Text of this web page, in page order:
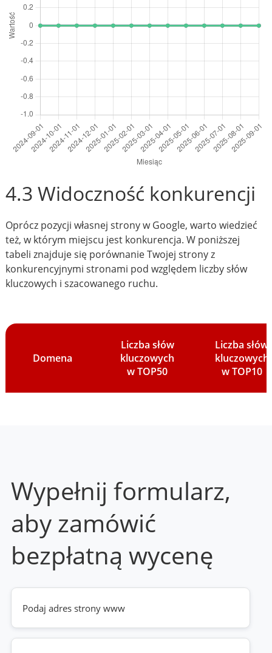
4.3 Widoczność konkurencji
Oprócz pozycji własnej strony w Google, warto wiedzieć
też, w którym miejscu jest konkurencja. W poniższej
tabeli znajduje się porównanie Twojej strony z
konkurencyjnymi stronami pod względem liczby słów
kluczowych i szacowanego ruchu.
Domena
Liczba słów
kluczowych
w TOP50
Liczba słów
kluczowych
w TOP10
Wypełnij formularz,
aby zamówić
bezpłatną wycenę
Twoja
strona
www
(wymagane)
Telefon